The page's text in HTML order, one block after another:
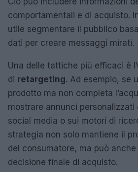
comportamentali e di acquisto.
utile segmentare il pubblico
dati per creare messaggi mirati.
Una delle tattiche più efficaci è
di retargeting. Ad esempio, se
prodotto ma non completa
mostrare annunci personalizzati
social media o sui motori di
strategia non solo mantiene il
del consumatore, ma può
decisione finale di acquisto.